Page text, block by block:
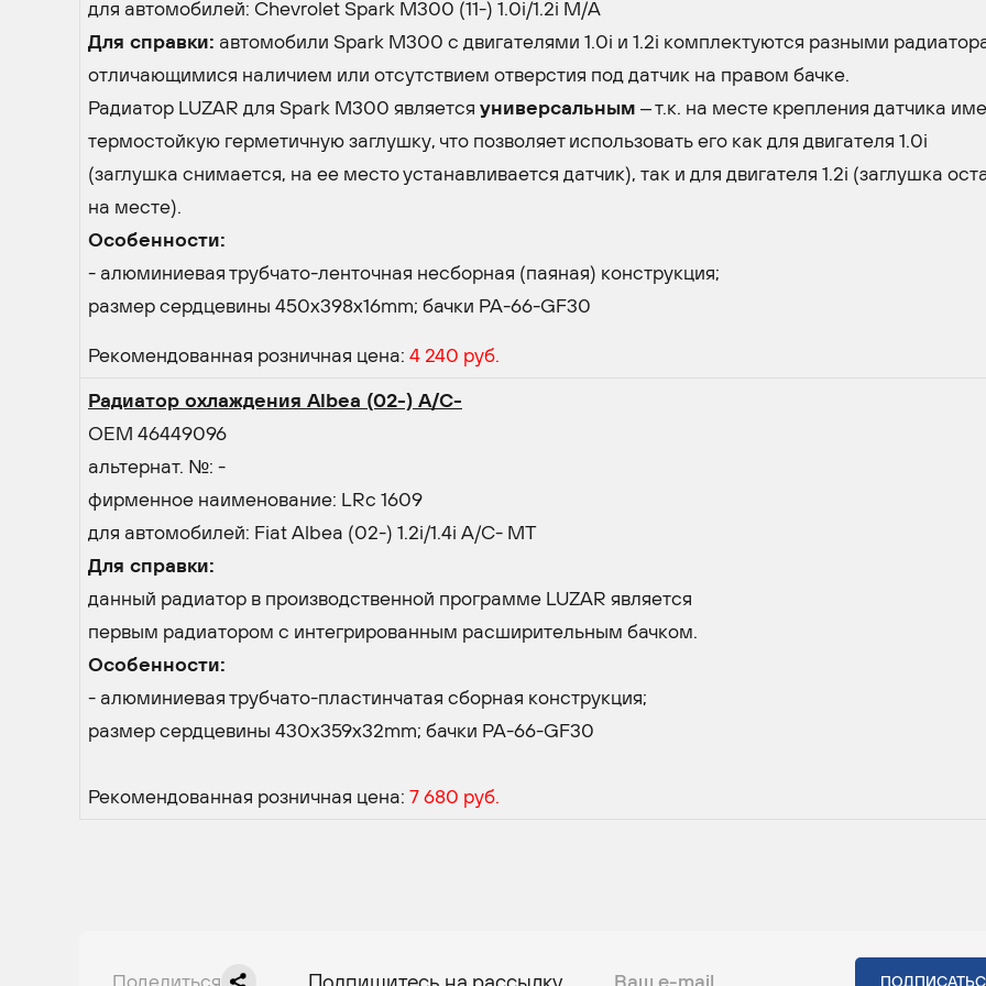
для автомобилей: Chevrolet Spark M300 (11-) 1.0i/1.2i M/A
Для справки: автомобили Spark M300 с двигателями 1.0i и 1.2i комплектуются разными
отличающимися наличием или отсутствием отверстия под датчик на правом бачке.
Радиатор LUZAR для Spark M300 является универсальным – т.к. на месте крепления датчика
термостойкую герметичную заглушку, что позволяет использовать его как для двигателя 1.0i
(заглушка снимается, на ее место устанавливается датчик), так и для двигателя 1.2i (заглушка
на месте).
Особенности:
- алюминиевая трубчато-ленточная несборная (паяная) конструкция;
размер сердцевины 450х398х16mm; бачки PA-66-GF30
Рекомендованная розничная цена: 4 240 руб.
Радиатор охлаждения Albea (02-) A/C-
OEM 46449096
альтернат. №: -
фирменное наименование: LRc 1609
для автомобилей: Fiat Albea (02-) 1.2i/1.4i A/C- MT
Для справки:
данный радиатор в производственной программе LUZAR является
первым радиатором с интегрированным расширительным бачком.
Особенности:
- алюминиевая трубчато-пластинчатая сборная конструкция;
размер сердцевины 430х359х32mm; бачки PA-66-GF30
Рекомендованная розничная цена: 7 680 руб.
Поделиться